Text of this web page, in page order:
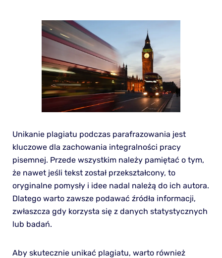
Unikanie plagiatu podczas parafrazowania jest
kluczowe dla zachowania integralności pracy
pisemnej. Przede wszystkim należy pamiętać o tym,
że nawet jeśli tekst został przekształcony, to
oryginalne pomysły i idee nadal należą do ich autora.
Dlatego warto zawsze podawać źródła informacji,
zwłaszcza gdy korzysta się z danych statystycznych
lub badań.
Aby skutecznie unikać plagiatu, warto również